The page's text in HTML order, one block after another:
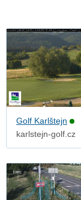
Golf Karlštejn
karlstejn-golf.cz